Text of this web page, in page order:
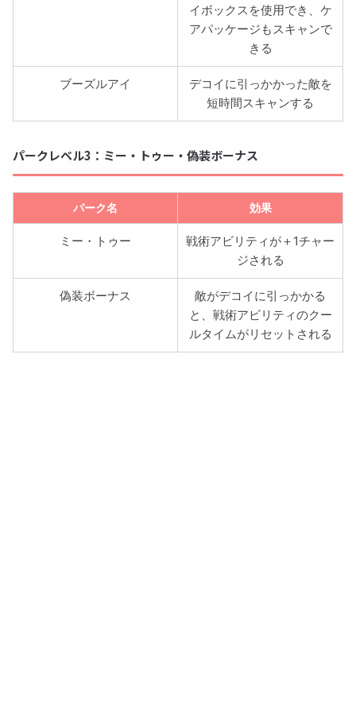
イボックスを使用でき、ケ
アパッケージもスキャンで
きる
ブーズルアイ
デコイに引っかかった敵を
短時間スキャンする
パークレベル3：ミー・トゥー・偽装ボーナス
パーク名 効果
ミー・トゥー
戦術アビリティが＋1チャー
ジされる
偽装ボーナス
敵がデコイに引っかかる
と、戦術アビリティのクー
ルタイムがリセットされる